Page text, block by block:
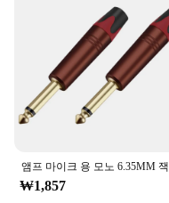
₩1,857